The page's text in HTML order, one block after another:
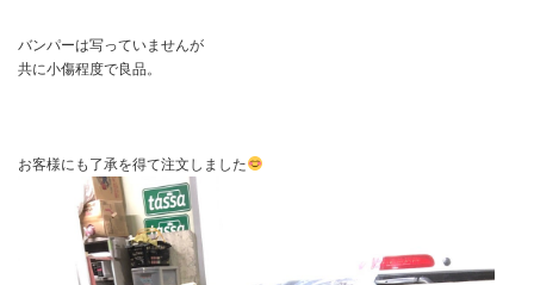
バンパーは写っていませんが
共に小傷程度で良品。
お客様にも了承を得て注文しました